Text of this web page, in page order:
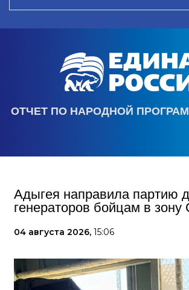
ОТЧЕТ ПО НАРОДНОЙ
Адыгея направила партию
генераторов бойцам в
04 августа 2026, 15:06